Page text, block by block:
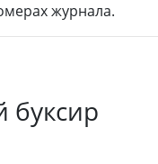
журнала.
буксир